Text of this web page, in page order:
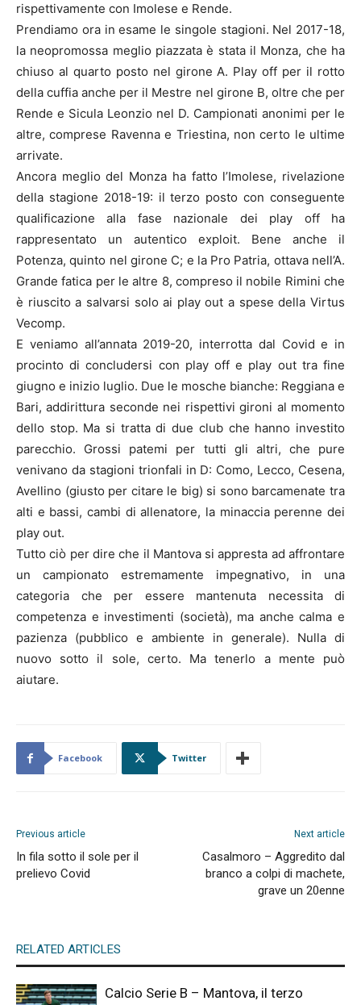
rispettivamente con Imolese e Rende.
Prendiamo ora in esame le singole stagioni. Nel 2017-18,
la neopromossa meglio piazzata è stata il Monza, che ha
chiuso al quarto posto nel girone A. Play off per il rotto
della cuffia anche per il Mestre nel girone B, oltre che per
Rende e Sicula Leonzio nel D. Campionati anonimi per le
altre, comprese Ravenna e Triestina, non certo le ultime
arrivate.
Ancora meglio del Monza ha fatto l’Imolese, rivelazione
della stagione 2018-19: il terzo posto con conseguente
qualificazione alla fase nazionale dei play off ha
rappresentato un autentico exploit. Bene anche il
Potenza, quinto nel girone C; e la Pro Patria, ottava nell’A.
Grande fatica per le altre 8, compreso il nobile Rimini che
è riuscito a salvarsi solo ai play out a spese della Virtus
Vecomp.
E veniamo all’annata 2019-20, interrotta dal Covid e in
procinto di concludersi con play off e play out tra fine
giugno e inizio luglio. Due le mosche bianche: Reggiana e
Bari, addirittura seconde nei rispettivi gironi al momento
dello stop. Ma si tratta di due club che hanno investito
parecchio. Grossi patemi per tutti gli altri, che pure
venivano da stagioni trionfali in D: Como, Lecco, Cesena,
Avellino (giusto per citare le big) si sono barcamenate tra
alti e bassi, cambi di allenatore, la minaccia perenne dei
play out.
Tutto ciò per dire che il Mantova si appresta ad affrontare
un campionato estremamente impegnativo, in una
categoria che per essere mantenuta necessita di
competenza e investimenti (società), ma anche calma e
pazienza (pubblico e ambiente in generale). Nulla di
nuovo sotto il sole, certo. Ma tenerlo a mente può
aiutare.
Facebook Twitter
Previous article
In fila sotto il sole per il
prelievo Covid
Next article
Casalmoro – Aggredito dal
branco a colpi di machete,
grave un 20enne
RELATED ARTICLES
Calcio Serie B – Mantova, il terzo